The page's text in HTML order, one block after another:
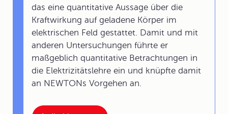
das eine quantitative Aussage über die
Kraftwirkung auf geladene Körper im
elektrischen Feld gestattet. Damit und mit
anderen Untersuchungen führte er
maßgeblich quantitative Betrachtungen in
die Elektrizitätslehre ein und knüpfte damit
an NEWTONs Vorgehen an.